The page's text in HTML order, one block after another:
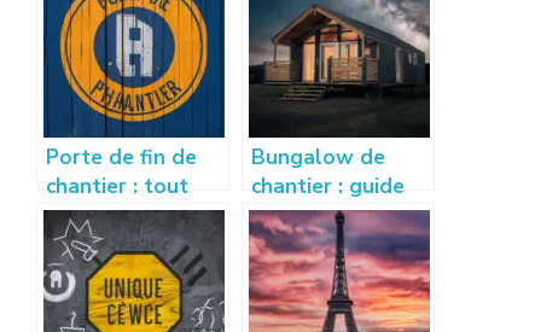
Porte de fin de
chantier : tout
savoir sur son
utilité, normes et
installation
Bungalow de
chantier : guide
d’achat,
utilisations et
avantages